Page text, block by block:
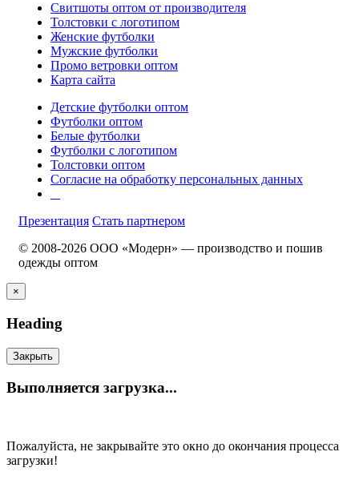
Свитшоты оптом от производителя
Толстовки с логотипом
Женские футболки
Мужские футболки
Промо ветровки оптом
Карта сайта
Детские футболки оптом
Футболки оптом
Белые футболки
Футболки с логотипом
Толстовки оптом
Согласие на обработку персональных данных
Презентация Стать партнером
© 2008-2026 ООО «Модерн» — производство и пошив
одежды оптом
×
Heading
Закрыть
Выполняется загрузка...
Пожалуйста, не закрывайте это окно до окончания процесса
загрузки!